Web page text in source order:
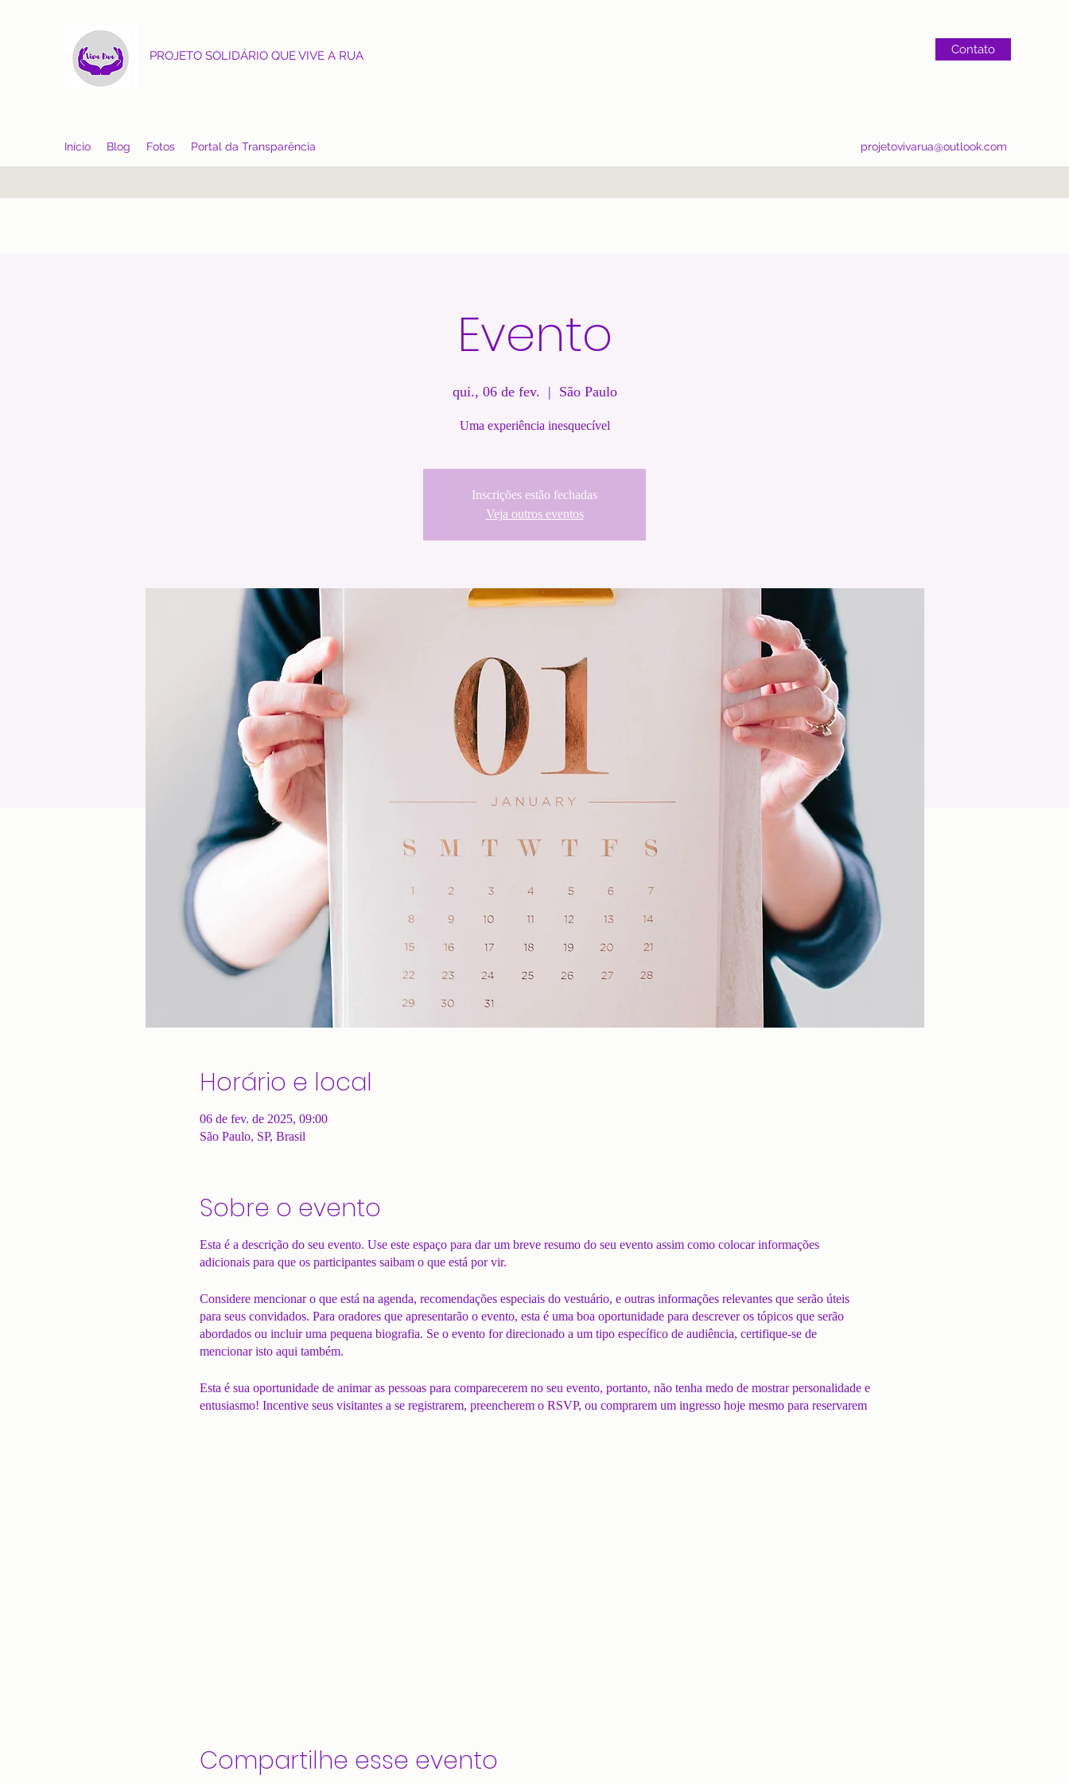
PROJETO SOLIDÁRIO QUE VIVE A RUA Contato
Início Blog Fotos Portal da Transparência projetovivarua@outlook.com
Evento
qui., 06 de fev.
  |
São Paulo
Uma experiência inesquecível
Inscrições estão fechadas
Veja outros eventos
Horário e local
06 de fev. de 2025, 09:00
São Paulo, SP, Brasil
Sobre o evento
Esta é a descrição do seu evento. Use este espaço para dar um breve resumo do seu evento assim como colocar informações
adicionais para que os participantes saibam o que está por vir.
Considere mencionar o que está na agenda, recomendações especiais do vestuário, e outras informações relevantes que serão úteis
para seus convidados. Para oradores que apresentarão o evento, esta é uma boa oportunidade para descrever os tópicos que serão
abordados ou incluir uma pequena biografia. Se o evento for direcionado a um tipo específico de audiência, certifique-se de
mencionar isto aqui também.
Esta é sua oportunidade de animar as pessoas para comparecerem no seu evento, portanto, não tenha medo de mostrar personalidade e
entusiasmo! Incentive seus visitantes a se registrarem, preencherem o RSVP, ou comprarem um ingresso hoje mesmo para reservarem
Compartilhe esse evento